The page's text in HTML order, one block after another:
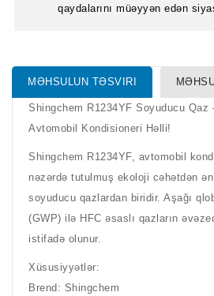
qaydalarını müəyyən edən
MƏHSULUN TƏSVIRI
Shingchem R1234YF Soyuducu Qaz
Avtomobil Kondisioneri Həlli!
Shingchem R1234YF, avtomobil
nəzərdə tutulmuş ekoloji cəhətdən
soyuducu qazlardan biridir. Aşağı
(GWP) ilə HFC əsaslı qazların
istifadə olunur.
Xüsusiyyətlər:
Brend: Shingchem